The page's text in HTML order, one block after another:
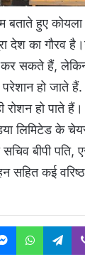
बताते हुए
देश का गौरव
कर सकते हैं,
हो जाते
हो पाते हैं।
लिमिटेड के
बीपी पति,
सहित कई
Messenger